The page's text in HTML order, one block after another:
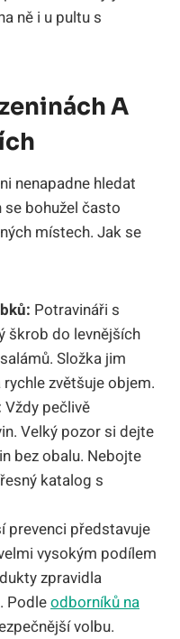
ně i u pultu s
A
nenapadne hledat
bohužel často
místech. Jak se
Potravináři s
škrob do levnějších
Složka jim
zvětšuje objem.
Vždy pečlivě
Velký pozor si dejte
bez obalu. Nebojte
katalog s
prevenci představuje
vysokým podílem
zpravidla
Podleodborníků na
volbu.